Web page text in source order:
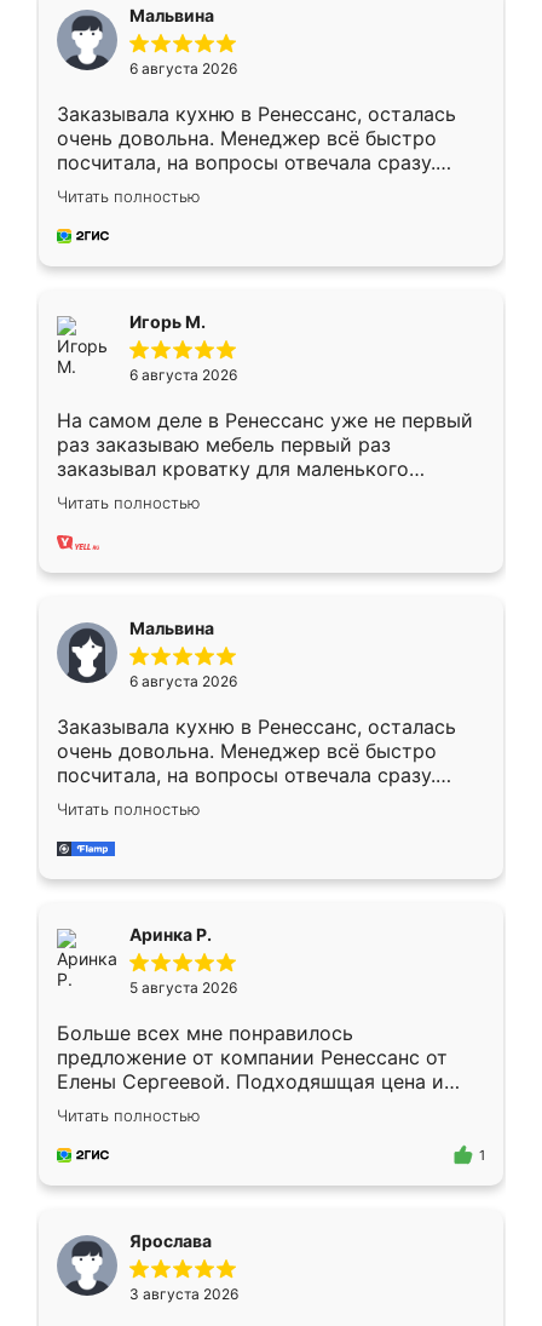
Мальвина
6 августа 2026
Заказывала кухню в Ренессанс, осталась
очень довольна. Менеджер всё быстро
посчитала, на вопросы отвечала сразу.
Замерщик приехал в субботу, подошёл к
делу со всей ответственностью. Собрали
за день, ребята работали аккуратно, даже
Читать полностью
Игорь М.
6 августа 2026
На самом деле в Ренессанс уже не первый
раз заказываю мебель первый раз
заказывал кроватку для маленького
ребёнка при его рождении ,во второй раз
заказал шкаф-купе. По качеству очень
хорошее сборка достаточно быстрая,
меньше, здесь же он более разнообразный.
Мне нравится ,если что-то потребуется из
мебели буду заказывать только здесь.
Читать полностью
Мальвина
6 августа 2026
Заказывала кухню в Ренессанс, осталась
очень довольна. Менеджер всё быстро
посчитала, на вопросы отвечала сразу.
Замерщик приехал в субботу, подошёл к
делу со всей ответственностью. Собрали
за день, ребята работали аккуратно, даже
Читать полностью
Аринка Р.
5 августа 2026
Больше всех мне понравилось
предложение от компании Ренессанс от
Елены Сергеевой. Подходяшщая цена и
короткие сроки изготовления. Приехавший
для замера сотрудник Владислав
предложил по моему эскизу самый
Читать полностью
1
Ярослава
3 августа 2026